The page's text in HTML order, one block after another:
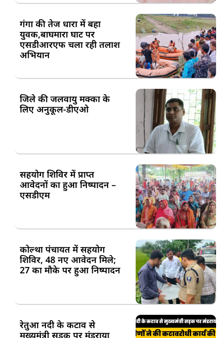
गंगा की तेज धारा में बहा
युवक,बाघमारा घाट पर
एसडीआरएफ चला रही तलाश
अभियान
जिले की जलवायु मक्का के
लिए अनुकूल-डीएओ
सहयोग शिविर में प्राप्त
आवेदनों का हुआ निष्पादन –
एसडीएम
कोल्था पंचायत में सहयोग
शिविर, 48 नए आवेदन मिले;
27 का मौके पर हुआ निष्पादन
रेतुआ नदी के कटाव से
मुख्यमंत्री सड़क पर मंडराया